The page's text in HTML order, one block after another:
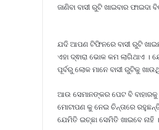
ଜାଣିବା ବାସୀ ରୁଟି ଖାଇବାର ଫାଇଦା
ଯଦି ଆପଣ ଟିଫିନରେ ବାସୀ ରୁଟି
ଏହା ଦ୍ଵାରା ଭୋକ କମ ଲାଗିଥାଏ
ପୂର୍ବରୁ ଲୋକ ମାନେ ବାସୀ ରୁଟିକୁ
ଆଉ ସେମାନଙ୍କର ପେଟ ବି
ମୋଟାପଣ କୁ ନେଇ ଚିନ୍ତାରେ
ଯେମିତି ଇଚ୍ଛା ସେମିତି ଖାଇବେ ନାହି